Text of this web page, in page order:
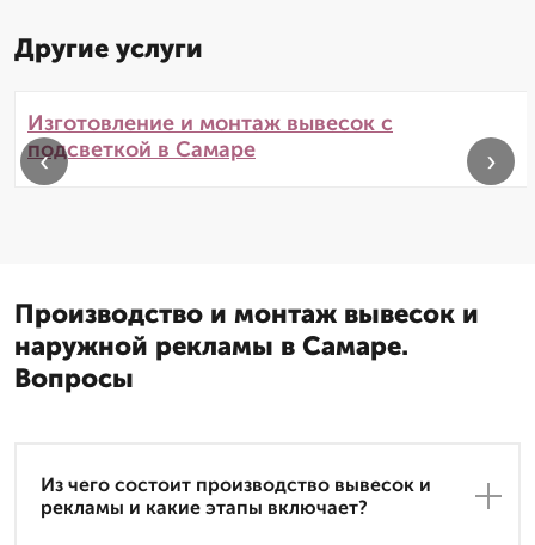
Другие услуги
Изготовление и монтаж вывесок с
подсветкой в Самаре
‹ ›
Производство и монтаж вывесок и
наружной рекламы в Самаре.
Вопросы
Из чего состоит производство вывесок и
рекламы и какие этапы включает?